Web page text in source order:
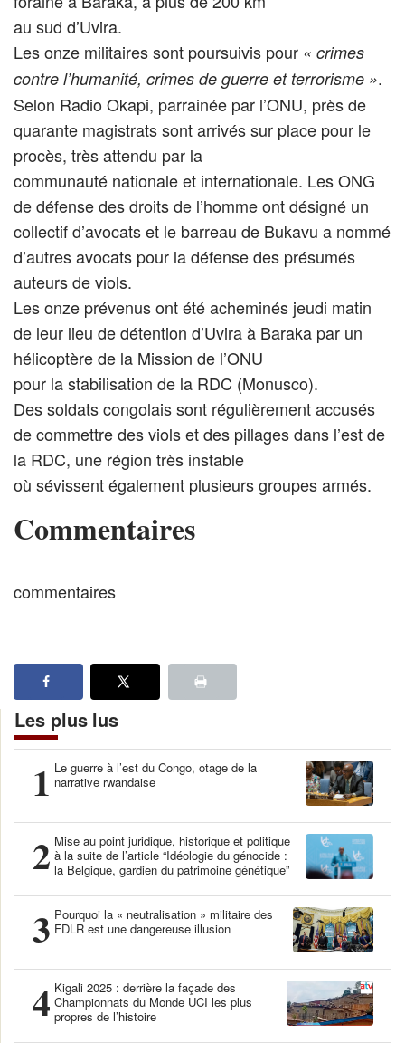
au sud d’Uvira.
Les onze militaires sont poursuivis pour « crimes
contre l’humanité, crimes de guerre et terrorisme ».
Selon Radio Okapi, parrainée par l’ONU, près de
quarante magistrats sont arrivés sur place pour le
procès, très attendu par la
communauté nationale et internationale. Les ONG
de défense des droits de l’homme ont désigné un
collectif d’avocats et le barreau de Bukavu a nommé
d’autres avocats pour la défense des présumés
auteurs de viols.
Les onze prévenus ont été acheminés jeudi matin
de leur lieu de détention d’Uvira à Baraka par un
hélicoptère de la Mission de l’ONU
pour la stabilisation de la RDC (Monusco).
Des soldats congolais sont régulièrement accusés
de commettre des viols et des pillages dans l’est de
la RDC, une région très instable
où sévissent également plusieurs groupes armés.
Commentaires
commentaires
Les plus lus
1 Le guerre à l’est du Congo, otage de la
narrative rwandaise
2 Mise au point juridique, historique et politique
à la suite de l’article “Idéologie du génocide :
la Belgique, gardien du patrimoine génétique”
3 Pourquoi la « neutralisation » militaire des
FDLR est une dangereuse illusion
4 Kigali 2025 : derrière la façade des
Championnats du Monde UCI les plus
propres de l’histoire